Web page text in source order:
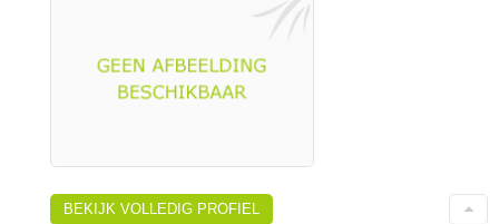
BEKIJK VOLLEDIG PROFIEL